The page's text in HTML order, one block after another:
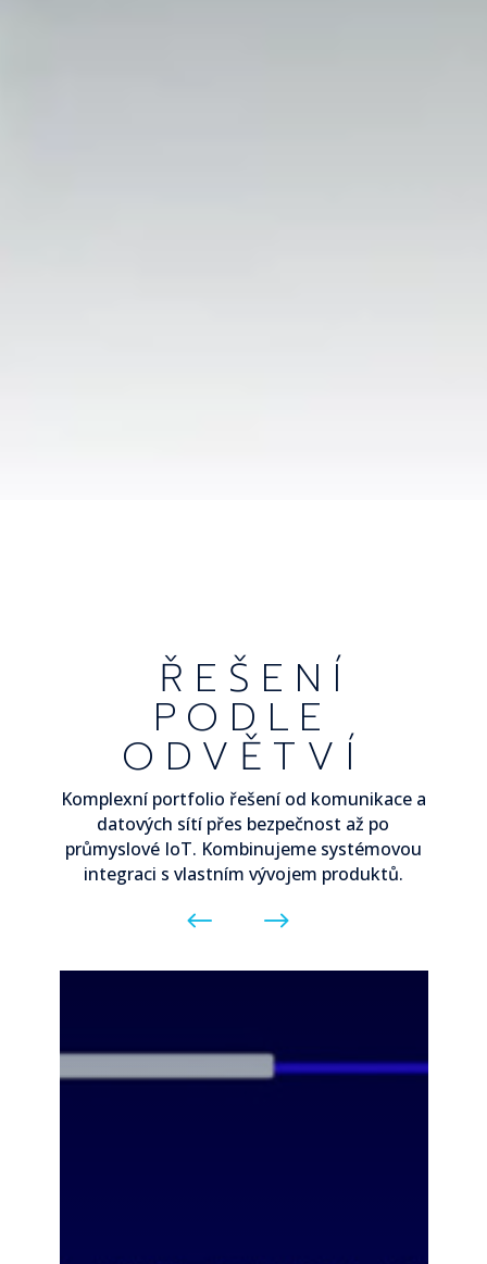
ŘEŠENÍ
PODLE
ODVĚTVÍ
Komplexní portfolio řešení od komunikace a
datových sítí přes bezpečnost až po
průmyslové IoT. Kombinujeme systémovou
integraci s vlastním vývojem produktů.